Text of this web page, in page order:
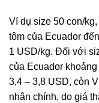
Ví dụ size 50 con/
tôm của Ecuador
1 USD/kg. Đối với
của Ecuador
3,4 – 3,8 USD, còn
nhân chính, do giá